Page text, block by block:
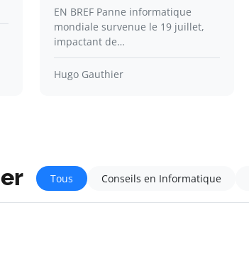
EN BREF Panne informatique
mondiale survenue le 19 juillet,
impactant de…
Hugo Gauthier
Tous Conseils en Informatique